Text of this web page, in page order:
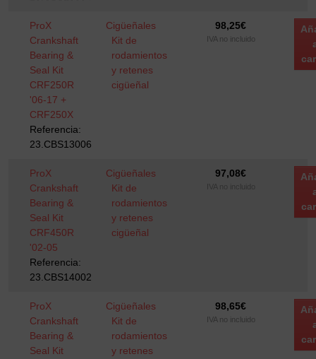
ProX
Crankshaft
Bearing &
Seal Kit
CRF250R
'06-17 +
CRF250X
Referencia:
23.CBS13006
Cigüeñales
Kit de
rodamientos
y retenes
cigüeñal
98,25€
IVA no incluido
ProX
Crankshaft
Bearing &
Seal Kit
CRF450R
'02-05
Referencia:
23.CBS14002
Cigüeñales
Kit de
rodamientos
y retenes
cigüeñal
97,08€
IVA no incluido
ProX
Crankshaft
Bearing &
Seal Kit
Cigüeñales
Kit de
rodamientos
y retenes
98,65€
IVA no incluido